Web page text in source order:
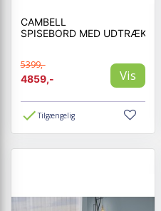
CAMBELL
SPISEBORD MED UDTRÆK
5399,-
4859,-
Vis
Tilgængelig